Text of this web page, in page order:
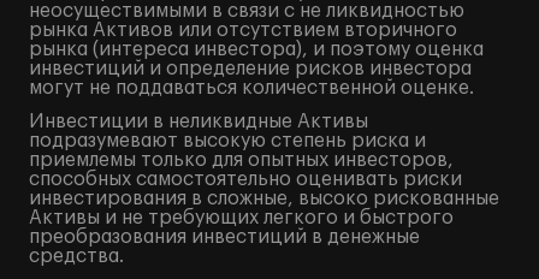
неосуществимыми в связи с не ликвидностью
рынка Активов или отсутствием вторичного
рынка (интереса инвестора), и поэтому оценка
инвестиций и определение рисков инвестора
могут не поддаваться количественной оценке.
Инвестиции в неликвидные Активы
подразумевают высокую степень риска и
приемлемы только для опытных инвесторов,
способных самостоятельно оценивать риски
инвестирования в сложные, высоко рискованные
Активы и не требующих легкого и быстрого
преобразования инвестиций в денежные
средства.